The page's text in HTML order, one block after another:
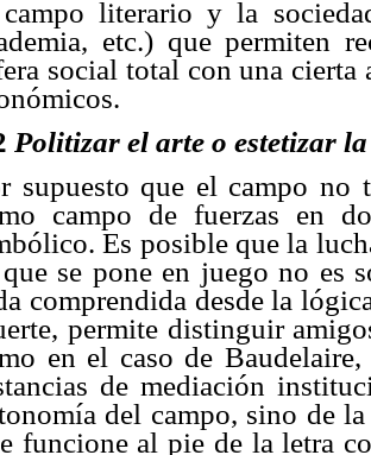
literario y la
etc.) que permiten
social total con una
Politizar el arte o estetizar
supuesto que el campo no
campo de fuerzas en
Es posible que la
se pone en juego no es
comprendida desde la
permite distinguir
en el caso de
de mediación
del campo, sino de
funcione al pie de la letra